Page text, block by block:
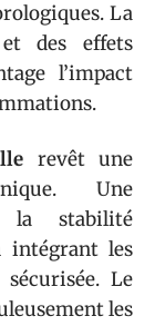
La
des effets
l’impact
revêt une
Une
stabilité
intégrant les
Le
les